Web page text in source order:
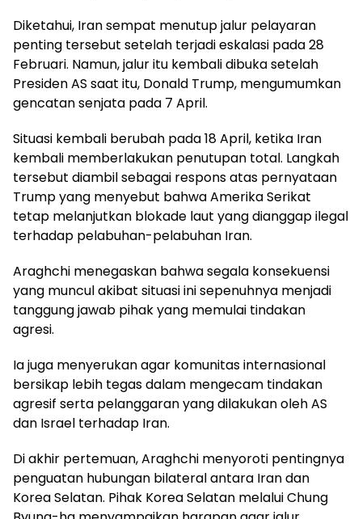
Diketahui, Iran sempat menutup jalur pelayaran
penting tersebut setelah terjadi eskalasi pada 28
Februari. Namun, jalur itu kembali dibuka setelah
Presiden AS saat itu, Donald Trump, mengumumkan
gencatan senjata pada 7 April.
Situasi kembali berubah pada 18 April, ketika Iran
kembali memberlakukan penutupan total. Langkah
tersebut diambil sebagai respons atas pernyataan
Trump yang menyebut bahwa Amerika Serikat
tetap melanjutkan blokade laut yang dianggap ilegal
terhadap pelabuhan-pelabuhan Iran.
Araghchi menegaskan bahwa segala konsekuensi
yang muncul akibat situasi ini sepenuhnya menjadi
tanggung jawab pihak yang memulai tindakan
agresi.
Ia juga menyerukan agar komunitas internasional
bersikap lebih tegas dalam mengecam tindakan
agresif serta pelanggaran yang dilakukan oleh AS
dan Israel terhadap Iran.
Di akhir pertemuan, Araghchi menyoroti pentingnya
penguatan hubungan bilateral antara Iran dan
Korea Selatan. Pihak Korea Selatan melalui Chung